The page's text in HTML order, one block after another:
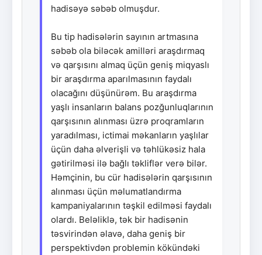
hadisəyə səbəb olmuşdur.
Bu tip hadisələrin sayının artmasına
səbəb ola biləcək amilləri araşdırmaq
və qarşısını almaq üçün geniş miqyaslı
bir araşdırma aparılmasının faydalı
olacağını düşünürəm. Bu araşdırma
yaşlı insanların balans pozğunluqlarının
qarşısının alınması üzrə proqramların
yaradılması, ictimai məkanların yaşlılar
üçün daha əlverişli və təhlükəsiz hala
gətirilməsi ilə bağlı təkliflər verə bilər.
Həmçinin, bu cür hadisələrin qarşısının
alınması üçün məlumatlandırma
kampaniyalarının təşkil edilməsi faydalı
olardı. Beləliklə, tək bir hadisənin
təsvirindən əlavə, daha geniş bir
perspektivdən problemin kökündəki